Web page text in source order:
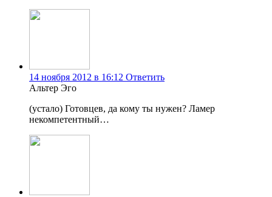
14 ноября 2012 в 16:12 Ответить
Альтер Эго
(устало) Готовцев, да кому ты нужен? Ламер
некомпетентный…